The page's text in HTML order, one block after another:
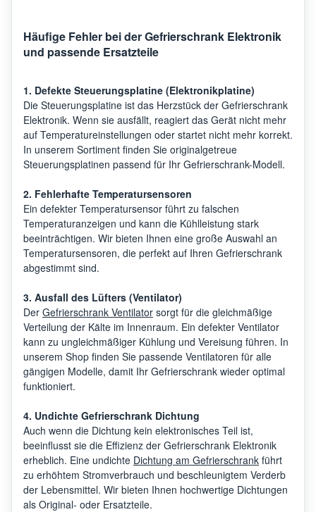
Häufige Fehler bei der Gefrierschrank Elektronik
und passende Ersatzteile
1. Defekte Steuerungsplatine (Elektronikplatine)
Die Steuerungsplatine ist das Herzstück der Gefrierschrank
Elektronik. Wenn sie ausfällt, reagiert das Gerät nicht mehr
auf Temperatureinstellungen oder startet nicht mehr korrekt.
In unserem Sortiment finden Sie originalgetreue
Steuerungsplatinen passend für Ihr Gefrierschrank-Modell.
2. Fehlerhafte Temperatursensoren
Ein defekter Temperatursensor führt zu falschen
Temperaturanzeigen und kann die Kühlleistung stark
beeinträchtigen. Wir bieten Ihnen eine große Auswahl an
Temperatursensoren, die perfekt auf Ihren Gefrierschrank
abgestimmt sind.
3. Ausfall des Lüfters (Ventilator)
Der Gefrierschrank Ventilator sorgt für die gleichmäßige
Verteilung der Kälte im Innenraum. Ein defekter Ventilator
kann zu ungleichmäßiger Kühlung und Vereisung führen. In
unserem Shop finden Sie passende Ventilatoren für alle
gängigen Modelle, damit Ihr Gefrierschrank wieder optimal
funktioniert.
4. Undichte Gefrierschrank Dichtung
Auch wenn die Dichtung kein elektronisches Teil ist,
beeinflusst sie die Effizienz der Gefrierschrank Elektronik
erheblich. Eine undichte Dichtung am Gefrierschrank führt
zu erhöhtem Stromverbrauch und beschleunigtem Verderb
der Lebensmittel. Wir bieten Ihnen hochwertige Dichtungen
als Original- oder Ersatzteile.